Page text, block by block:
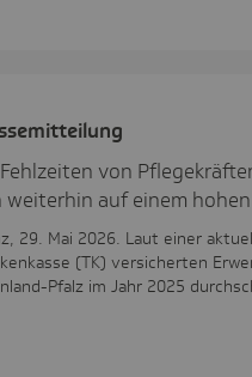
von
weiterhin auf einem
29. Mai 2026. Laut einer
(TK) versicherten
Pfalz im Jahr 2025